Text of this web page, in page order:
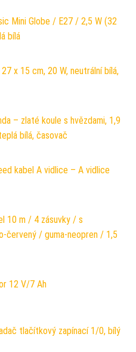
Mini Globe / E27 / 2,5 W (32
bílá
x 15 cm, 20 W, neutrální bílá,
– zlaté koule s hvězdami, 1,9
bílá, časovač
kabel A vidlice – A vidlice
10 m / 4 zásuvky / s
červený / guma-neopren / 1,5
12 V/7 Ah
tlačítkový zapínací 1/0, bílý